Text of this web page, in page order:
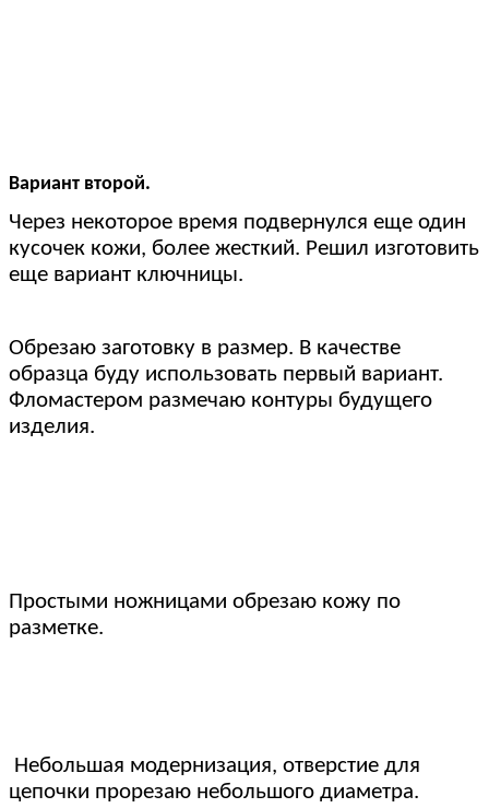
Вариант второй.
Через некоторое время подвернулся еще один
кусочек кожи, более жесткий. Решил изготовить
еще вариант ключницы.
Обрезаю заготовку в размер. В качестве
образца буду использовать первый вариант.
Фломастером размечаю контуры будущего
изделия.
Простыми ножницами обрезаю кожу по
разметке.
Небольшая модернизация, отверстие для
цепочки прорезаю небольшого диаметра.